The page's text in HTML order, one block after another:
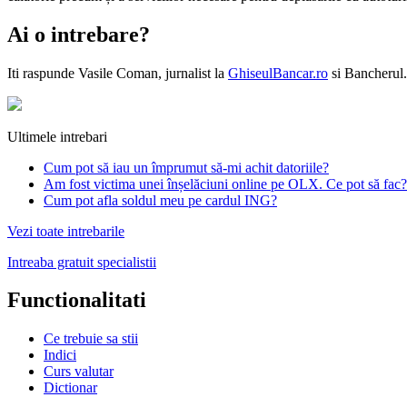
Ai o intrebare?
Iti raspunde Vasile Coman, jurnalist la GhiseulBancar.ro si
Ultimele intrebari
Cum pot să iau un împrumut să-mi achit datoriile?
Am fost victima unei înșelăciuni online pe OLX. Ce pot să fac?
Cum pot afla soldul meu pe cardul ING?
Vezi toate intrebarile
Intreaba gratuit specialistii
Functionalitati
Ce trebuie sa stii
Indici
Curs valutar
Dictionar